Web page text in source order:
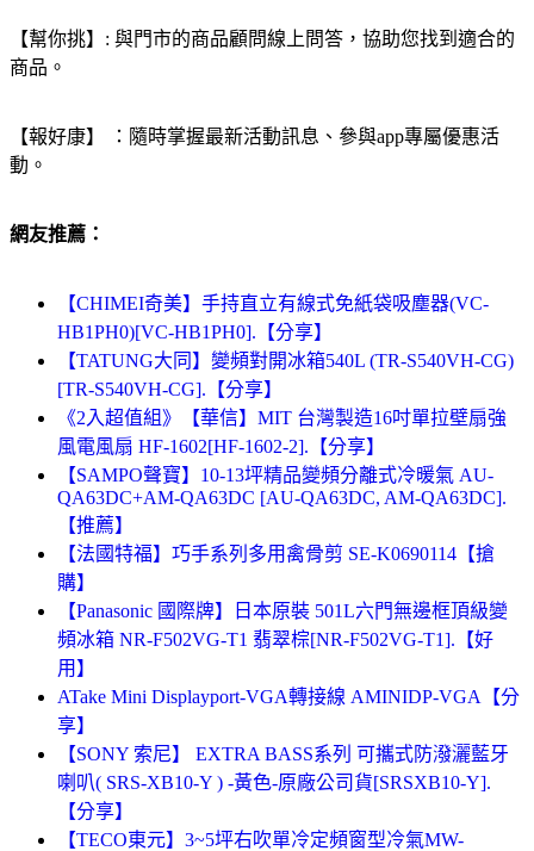
【幫你挑】: 與門市的商品顧問線上問答，協助您找到適合的
商品。
【報好康】 ：隨時掌握最新活動訊息、參與app專屬優惠活
動。
網友推薦：
【CHIMEI奇美】手持直立有線式免紙袋吸塵器(VC-
HB1PH0)[VC-HB1PH0].【分享】
【TATUNG大同】變頻對開冰箱540L (TR-S540VH-CG)
[TR-S540VH-CG].【分享】
《2入超值組》【華信】MIT 台灣製造16吋單拉壁扇強
風電風扇 HF-1602[HF-1602-2].【分享】
【SAMPO聲寶】10-13坪精品變頻分離式冷暖氣 AU-
QA63DC+AM-QA63DC [AU-QA63DC, AM-QA63DC].
【推薦】
【法國特福】巧手系列多用禽骨剪 SE-K0690114【搶
購】
【Panasonic 國際牌】日本原裝 501L六門無邊框頂級變
頻冰箱 NR-F502VG-T1 翡翠棕[NR-F502VG-T1].【好
用】
ATake Mini Displayport-VGA轉接線 AMINIDP-VGA【分
享】
【SONY 索尼】 EXTRA BASS系列 可攜式防潑灑藍牙
喇叭( SRS-XB10-Y ) -黃色-原廠公司貨[SRSXB10-Y].
【分享】
【TECO東元】3~5坪右吹單冷定頻窗型冷氣MW-